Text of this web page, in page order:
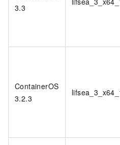
3.3
ContainerOS
3.2.3